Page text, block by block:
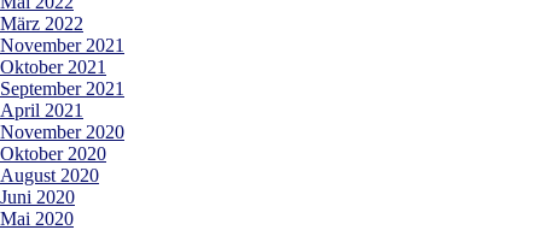
März 2022
November 2021
Oktober 2021
September 2021
April 2021
November 2020
Oktober 2020
August 2020
Juni 2020
Mai 2020